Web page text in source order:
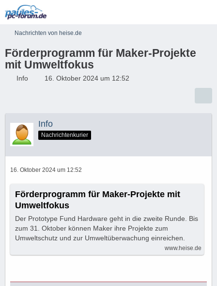
Nachrichten von heise.de
Förderprogramm für Maker-Projekte
mit Umweltfokus
Info 16. Oktober 2024 um 12:52
Info
Nachrichtenkurier
16. Oktober 2024 um 12:52
Förderprogramm für Maker-Projekte mit
Umweltfokus
Der Prototype Fund Hardware geht in die zweite Runde. Bis
zum 31. Oktober können Maker ihre Projekte zum
Umweltschutz und zur Umweltüberwachung einreichen.
www.heise.de